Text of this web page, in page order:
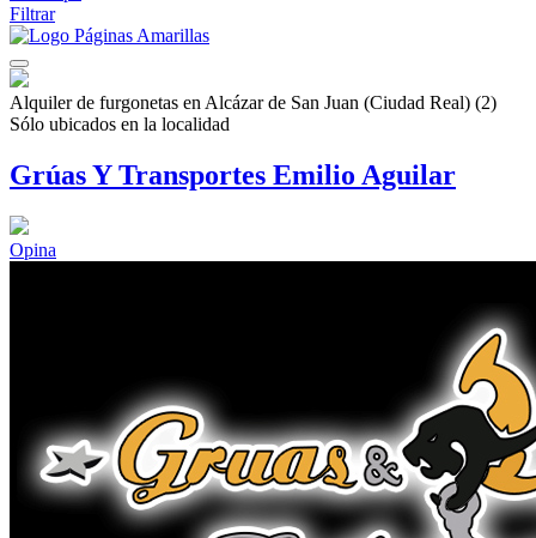
Filtrar
Alquiler de furgonetas en Alcázar de San Juan (Ciudad Real) (2)
Sólo ubicados en la localidad
Grúas Y Transportes Emilio Aguilar
Opina